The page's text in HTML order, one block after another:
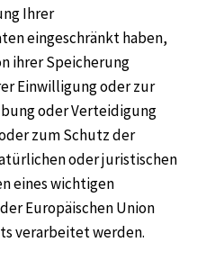
Ihrer
eingeschränkt haben,
ihrer Speicherung
Einwilligung oder zur
oder Verteidigung
zum Schutz der
oder juristischen
eines wichtigen
Europäischen Union
verarbeitet werden.